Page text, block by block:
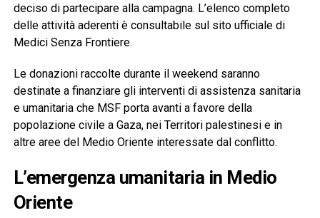
deciso di partecipare alla campagna. L’elenco completo
delle attività aderenti è consultabile sul sito ufficiale di
Medici Senza Frontiere.
Le donazioni raccolte durante il weekend saranno
destinate a finanziare gli interventi di assistenza sanitaria
e umanitaria che MSF porta avanti a favore della
popolazione civile a Gaza, nei Territori palestinesi e in
altre aree del Medio Oriente interessate dal conflitto.
L’emergenza umanitaria in Medio
Oriente